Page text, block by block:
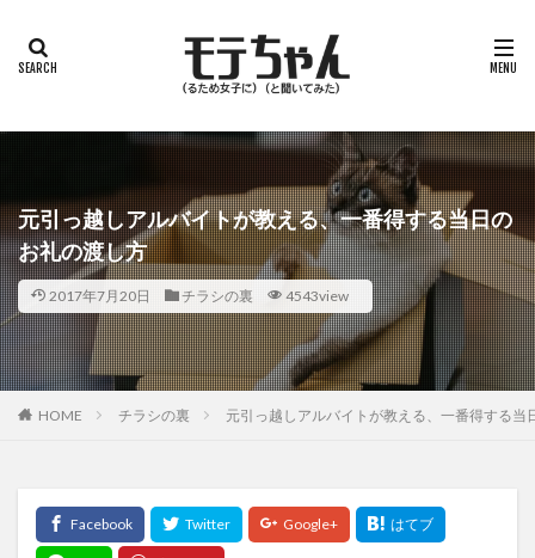
元引っ越しアルバイトが教える、一番得する当日の
お礼の渡し方
2017年7月20日 チラシの裏 4543view
HOME チラシの裏 元引っ越しアルバイトが教える、一番得する当